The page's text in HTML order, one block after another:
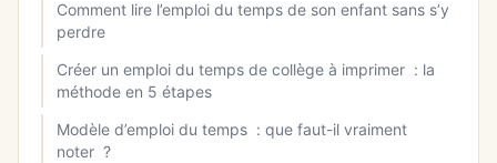
Comment lire l’emploi du temps de son enfant sans s’y
perdre
Créer un emploi du temps de collège à imprimer : la
méthode en 5 étapes
Modèle d’emploi du temps : que faut-il vraiment
noter ?